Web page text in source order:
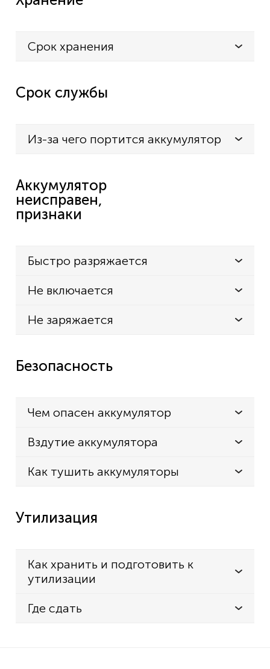
Срок хранения
Срок службы
Из-за чего портится аккумулятор
Аккумулятор
неисправен,
признаки
Быстро разряжается
Не включается
Не заряжается
Безопасность
Чем опасен аккумулятор
Вздутие аккумулятора
Как тушить аккумуляторы
Утилизация
Как хранить и подготовить к
утилизации
Где сдать